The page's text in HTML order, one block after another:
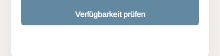
Verfügbarkeit prüfen